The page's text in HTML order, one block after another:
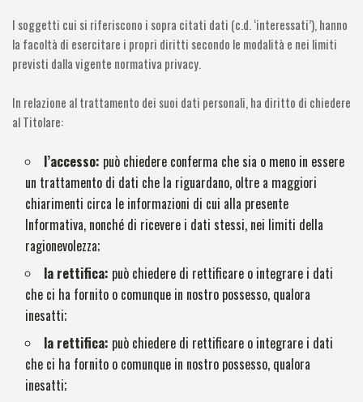
I soggetti cui si riferiscono i sopra citati dati (c.d. ‘interessati’), hanno
la facoltà di esercitare i propri diritti secondo le modalità e nei limiti
previsti dalla vigente normativa privacy.
In relazione al trattamento dei suoi dati personali, ha diritto di chiedere
al Titolare:
l’accesso: può chiedere conferma che sia o meno in essere
un trattamento di dati che la riguardano, oltre a maggiori
chiarimenti circa le informazioni di cui alla presente
Informativa, nonché di ricevere i dati stessi, nei limiti della
ragionevolezza;
la rettifica: può chiedere di rettificare o integrare i dati
che ci ha fornito o comunque in nostro possesso, qualora
inesatti;
la rettifica: può chiedere di rettificare o integrare i dati
che ci ha fornito o comunque in nostro possesso, qualora
inesatti;